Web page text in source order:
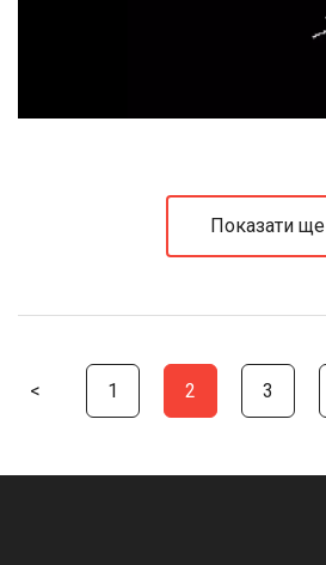
Показати ще
< 1 2 3